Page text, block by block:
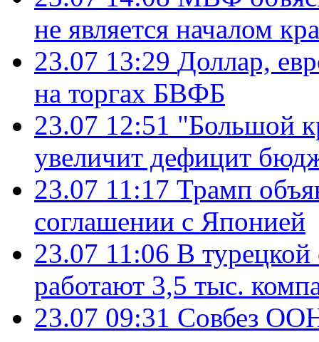
не является началом
23.07 13:29 Доллар,
на торгах БВФБ
23.07 12:51 "Большой
увеличит дефицит
23.07 11:17 Трамп
соглашении с Японией
23.07 11:06 В
работают 3,5 тыс.
23.07 09:31 Совбез